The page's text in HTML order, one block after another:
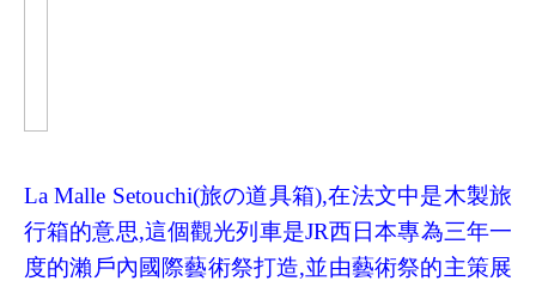
La Malle Setouchi(旅の道具箱),在法文中是木製旅
行箱的意思,這個觀光列車是JR西日本專為三年一
度的瀨戶內國際藝術祭打造,並由藝術祭的主策展